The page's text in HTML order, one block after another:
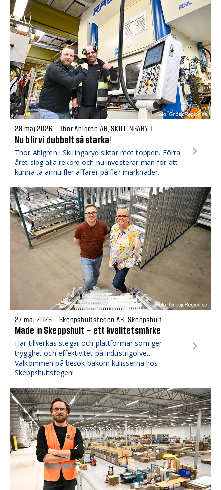
28 maj 2026 - Thor Ahlgren AB, SKILLINGARYD
Nu blir vi dubbelt så starka!
Thor Ahlgren i Skillingaryd siktar mot toppen. Förra
året slog alla rekord och nu investerar man för att
kunna ta ännu fler affärer på fler marknader.
27 maj 2026 - Skeppshultstegen AB, Skeppshult
Made in Skeppshult – ett kvalitetsmärke
Här tillverkas stegar och plattformar som ger
trygghet och effektivitet på industrigolvet.
Välkommen på besök bakom kulisserna hos
Skeppshultstegen!